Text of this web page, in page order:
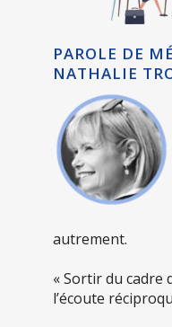
PAROLE DE
NATHALIE
autrement.
« Sortir du
l’écoute